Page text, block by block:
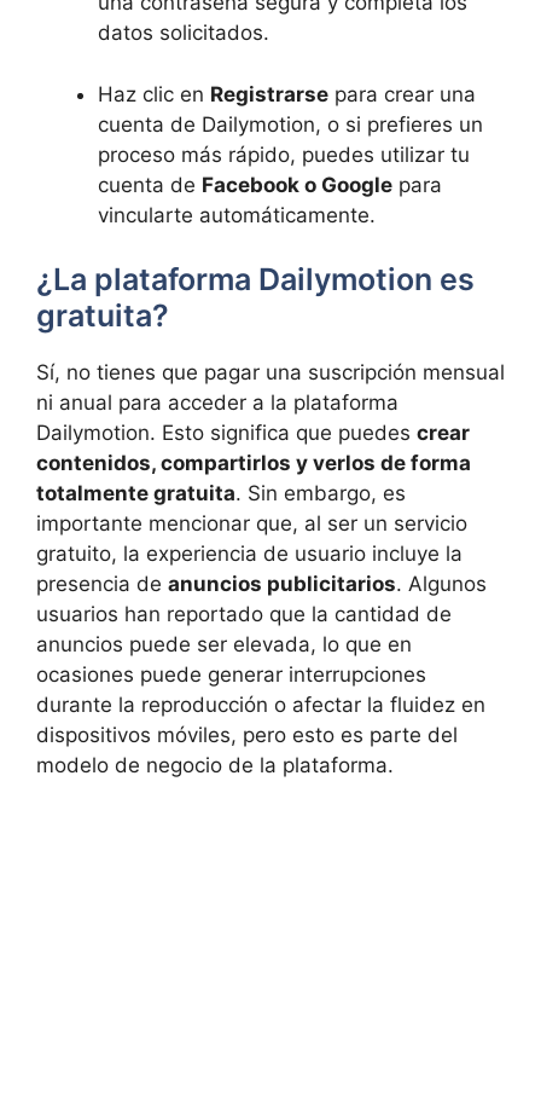
datos solicitados.
Haz clic en Registrarse para crear una
cuenta de Dailymotion, o si prefieres un
proceso más rápido, puedes utilizar tu
cuenta de Facebook o Google para
vincularte automáticamente.
¿La plataforma Dailymotion es
gratuita?
Sí, no tienes que pagar una suscripción mensual
ni anual para acceder a la plataforma
Dailymotion. Esto significa que puedes crear
contenidos, compartirlos y verlos de forma
totalmente gratuita. Sin embargo, es
importante mencionar que, al ser un servicio
gratuito, la experiencia de usuario incluye la
presencia de anuncios publicitarios. Algunos
usuarios han reportado que la cantidad de
anuncios puede ser elevada, lo que en
ocasiones puede generar interrupciones
durante la reproducción o afectar la fluidez en
dispositivos móviles, pero esto es parte del
modelo de negocio de la plataforma.